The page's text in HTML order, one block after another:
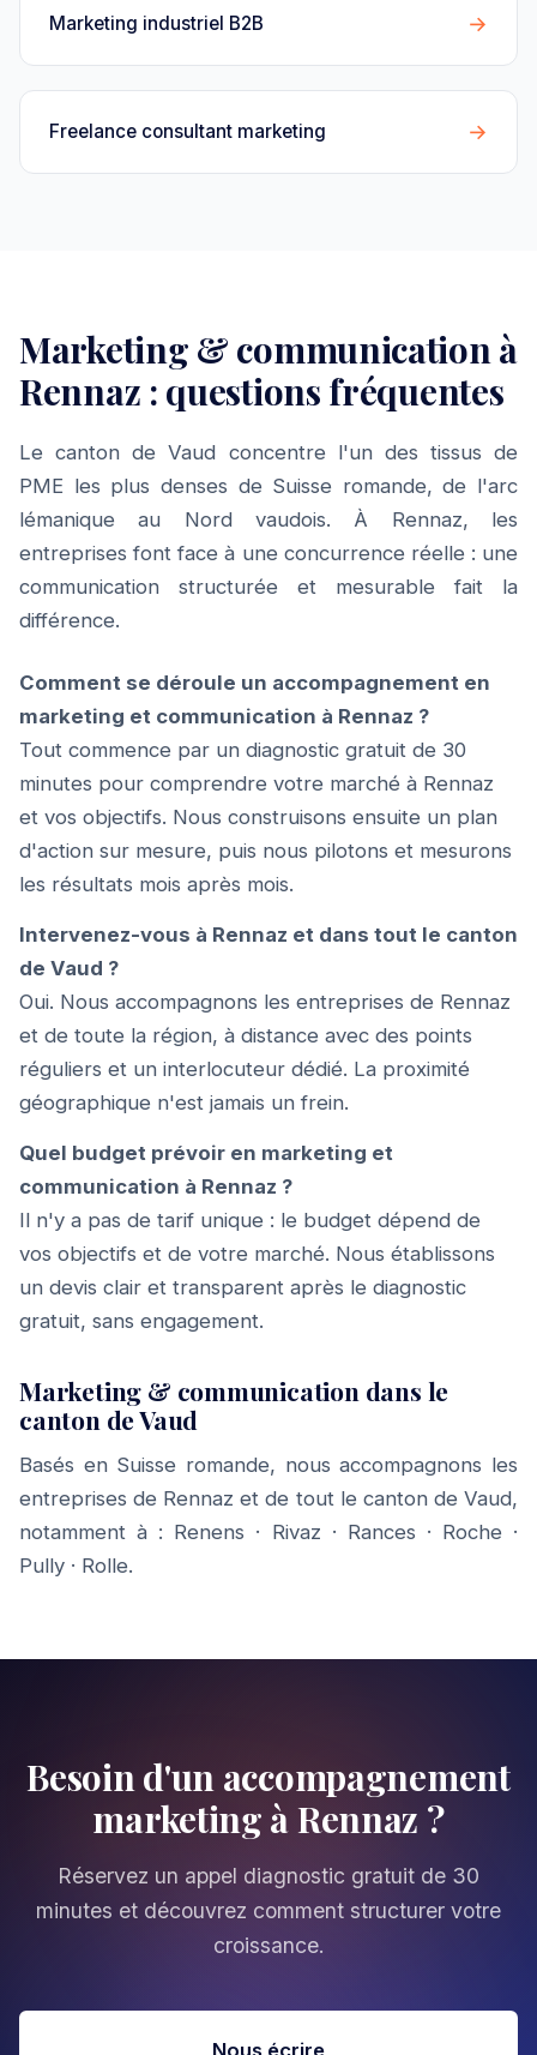
Marketing industriel B2B →
Freelance consultant marketing →
Marketing & communication à
Rennaz : questions fréquentes
Le canton de Vaud concentre l'un des tissus de
PME les plus denses de Suisse romande, de l'arc
lémanique au Nord vaudois. À Rennaz, les
entreprises font face à une concurrence réelle : une
communication structurée et mesurable fait la
différence.
Comment se déroule un accompagnement en
marketing et communication à Rennaz ?
Tout commence par un diagnostic gratuit de 30
minutes pour comprendre votre marché à Rennaz
et vos objectifs. Nous construisons ensuite un plan
d'action sur mesure, puis nous pilotons et mesurons
les résultats mois après mois.
Intervenez-vous à Rennaz et dans tout le canton
de Vaud ?
Oui. Nous accompagnons les entreprises de Rennaz
et de toute la région, à distance avec des points
réguliers et un interlocuteur dédié. La proximité
géographique n'est jamais un frein.
Quel budget prévoir en marketing et
communication à Rennaz ?
Il n'y a pas de tarif unique : le budget dépend de
vos objectifs et de votre marché. Nous établissons
un devis clair et transparent après le diagnostic
gratuit, sans engagement.
Marketing & communication dans le
canton de Vaud
Basés en Suisse romande, nous accompagnons les
entreprises de Rennaz et de tout le canton de Vaud,
notamment à : Renens · Rivaz · Rances · Roche ·
Pully · Rolle.
Besoin d'un accompagnement
marketing à Rennaz ?
Réservez un appel diagnostic gratuit de 30
minutes et découvrez comment structurer votre
croissance.
Nous écrire